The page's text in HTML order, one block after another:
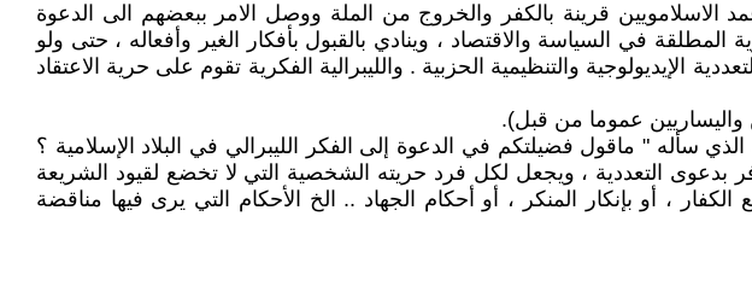
الاسلامويين قرينة بالكفر والخروج من الملة ووصل الامر ببعضهم الى الدعوة
في السياسة والاقتصاد ، وينادي بالقبول بأفكار الغير وأفعاله ، حتى ولو
الإيديولوجية والتنظيمية الحزبية . والليبرالية الفكرية تقوم على حرية الاعتقاد
واليساريين عموما من قبل).
سأله " ماقول فضيلتكم في الدعوة إلى الفكر الليبرالي في البلاد الإسلامية ؟
بدعوى التعددية ، ويجعل لكل فرد حريته الشخصية التي لا تخضع لقيود الشريعة
، أو بإنكار المنكر ، أو أحكام الجهاد .. الخ الأحكام التي يرى فيها مناقضة